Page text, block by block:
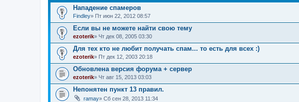
Нападение спамеров
Findley» Пт июн 22, 2012 08:57
Если вы не можете найти свою тему
ezoterik» Чт дек 08, 2005 03:30
Для тех кто не любит получать спам... то есть для всех :)
ezoterik» Пт дек 12, 2003 20:18
Обновлена версия форума + сервер
ezoterik» Чт авг 15, 2013 03:03
Непонятен пункт 13 правил.
ramay» Сб сен 28, 2013 11:34